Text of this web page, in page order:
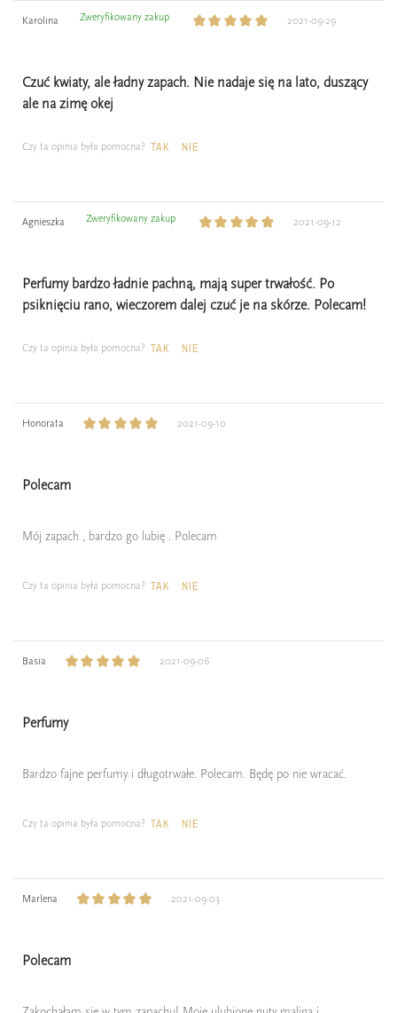
Karolina Zweryfikowany zakup 2021-09-29
Czuć kwiaty, ale ładny zapach. Nie nadaje się na lato, duszący
ale na zimę okej
Czy ta opinia była pomocna? TAK NIE
Agnieszka Zweryfikowany zakup 2021-09-12
Perfumy bardzo ładnie pachną, mają super trwałość. Po
psiknięciu rano, wieczorem dalej czuć je na skórze. Polecam!
Czy ta opinia była pomocna? TAK NIE
Honorata 2021-09-10
Polecam
Mój zapach , bardzo go lubię . Polecam
Czy ta opinia była pomocna? TAK NIE
Basia 2021-09-06
Perfumy
Bardzo fajne perfumy i długotrwałe. Polecam. Będę po nie wracać.
Czy ta opinia była pomocna? TAK NIE
Marlena 2021-09-03
Polecam